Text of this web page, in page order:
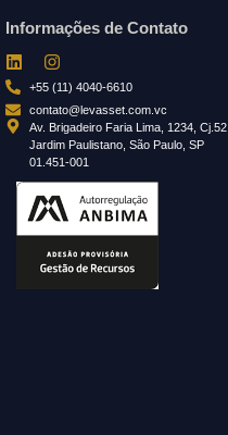
Informações de Contato
+55 (11) 4040-6610
contato@levasset.com.vc
Av. Brigadeiro Faria Lima, 1234, Cj.52
Jardim Paulistano, São Paulo, SP
01.451-001